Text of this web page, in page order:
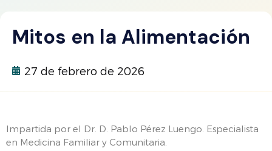
Mitos en la Alimentación
27 de febrero de 2026
Impartida por el Dr. D. Pablo Pérez Luengo. Especialista
en Medicina Familiar y Comunitaria.